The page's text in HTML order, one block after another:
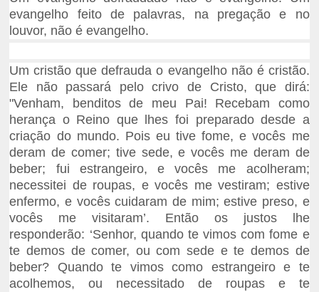
evangelho feito de palavras, na pregação e no
louvor, não é evangelho.
Um cristão que defrauda o evangelho não é cristão.
Ele não passará pelo crivo de Cristo, que dirá:
"Venham, benditos de meu Pai! Recebam como
herança o Reino que lhes foi preparado desde a
criação do mundo. Pois eu tive fome, e vocês me
deram de comer; tive sede, e vocês me deram de
beber; fui estrangeiro, e vocês me acolheram;
necessitei de roupas, e vocês me vestiram; estive
enfermo, e vocês cuidaram de mim; estive preso, e
vocês me visitaram’. Então os justos lhe
responderão: ‘Senhor, quando te vimos com fome e
te demos de comer, ou com sede e te demos de
beber? Quando te vimos como estrangeiro e te
acolhemos, ou necessitado de roupas e te